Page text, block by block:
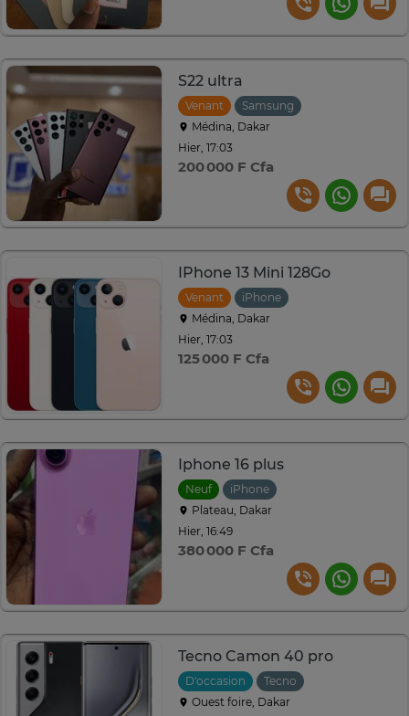
S22 ultra
Venant
Samsung
Médina, Dakar
Hier, 17:03
200 000 F Cfa
IPhone 13 Mini 128Go
Venant
iPhone
Médina, Dakar
Hier, 17:03
125 000 F Cfa
Iphone 16 plus
Neuf
iPhone
Plateau, Dakar
Hier, 16:49
380 000 F Cfa
Tecno Camon 40 pro
D'occasion
Tecno
Ouest foire, Dakar